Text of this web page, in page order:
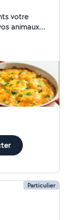
votre
Particulier